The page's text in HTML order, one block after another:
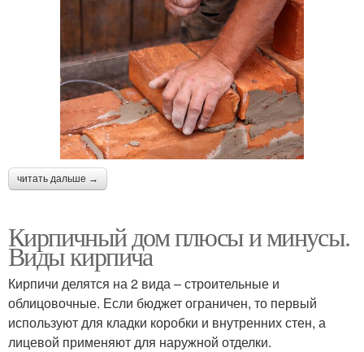
читать дальше →
Кирпичный дом плюсы и минусы.
Виды кирпича
Кирпичи делятся на 2 вида – строительные и
облицовочные. Если бюджет ограничен, то первый
используют для кладки коробки и внутренних стен, а
лицевой применяют для наружной отделки.